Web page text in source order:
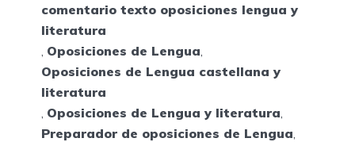
comentario texto oposiciones lengua y
literatura
Oposiciones de Lengua
Oposiciones de Lengua castellana y
literatura
Oposiciones de Lengua y literatura
Preparador de oposiciones de Lengua